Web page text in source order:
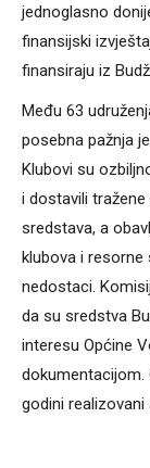
jednoglasno
finansijski
finansiraju iz
Među 63
posebna pažnja
Klubovi su
i dostavili
sredstava, a
klubova i resorne
nedostaci.
da su sredstva
interesu Općine
dokumentacijom.
godini realizovani